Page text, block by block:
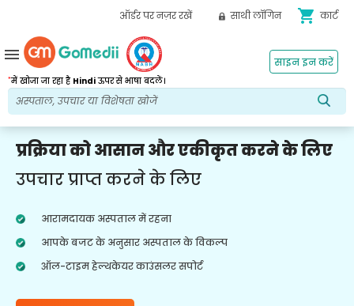
ऑर्डर पर नज़र रखें साथी लॉगिन shopping_cart कार्ट
*में खोजा जा रहा है Hindiऊपर से भाषा बदलें।
साइन इन करें
menu
प्रक्रिया को आसान और एकीकृत करने के लिए
उपचार प्राप्त करने के लिए
आरामदायक अस्पताल में रहना
आपके बजट के अनुसार अस्पताल के विकल्प
ऑल-टाइम हेल्थकेयर काउंसलर सपोर्ट